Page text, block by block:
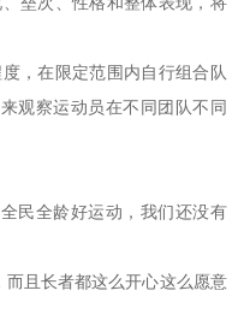
，在限定范围内自行组合队
观察运动员在不同团队不同
民全龄好运动，我们还没有
而且长者都这么开心这么愿意